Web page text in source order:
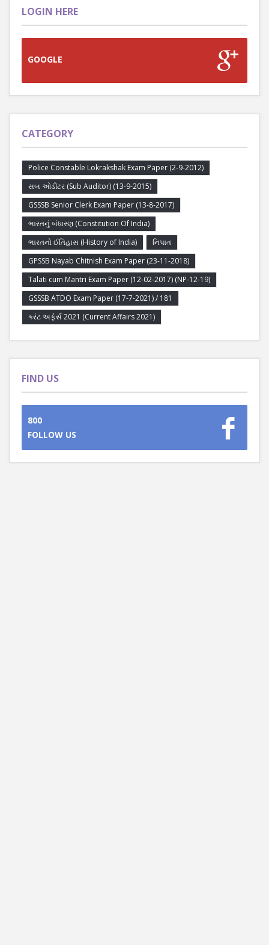
LOGIN HERE
GOOGLE
CATEGORY
Police Constable Lokrakshak Exam Paper (2-9-2012)
સબ ઓડીટર (Sub Auditor) (13-9-2015)
GSSSB Senior Clerk Exam Paper (13-8-2017)
ભારતનું બંધારણ (Constitution Of India)
ભારતનો ઈતિહાસ (History of India)
નિપાત
GPSSB Nayab Chitnish Exam Paper (23-11-2018)
Talati cum Mantri Exam Paper (12-02-2017) (NP-12-19)
GSSSB ATDO Exam Paper (17-7-2021) / 181
કરંટ અફેર્સ 2021 (Current Affairs 2021)
FIND US
800
FOLLOW US